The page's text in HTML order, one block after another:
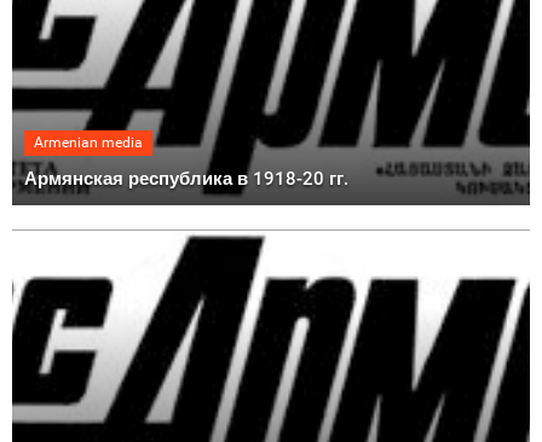
Armenian media
Армянская республика в 1918-20 гг.